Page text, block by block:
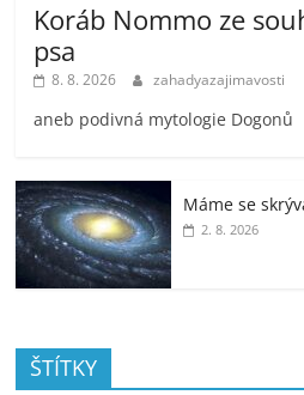
Koráb Nommo ze
psa
8. 8. 2026 zahadyazajimavosti
aneb podivná mytologie Dogonů
Máme se
2. 8. 2026
ŠTÍTKY